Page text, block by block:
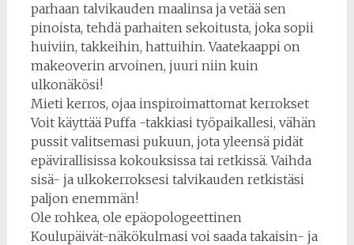
parhaan talvikauden maalinsa ja vetää sen
pinoista, tehdä parhaiten sekoitusta, joka sopii
huiviin, takkeihin, hattuihin. Vaatekaappi on
makeoverin arvoinen, juuri niin kuin
ulkonäkösi!
Mieti kerros, ojaa inspiroimattomat kerrokset
Voit käyttää Puffa -takkiasi työpaikallesi, vähän
pussit valitsemasi pukuun, jota yleensä pidät
epävirallisissa kokouksissa tai retkissä. Vaihda
sisä- ja ulkokerroksesi talvikauden retkistäsi
paljon enemmän!
Ole rohkea, ole epäopologeettinen
Koulupäivät-näkökulmasi voi saada takaisin- ja